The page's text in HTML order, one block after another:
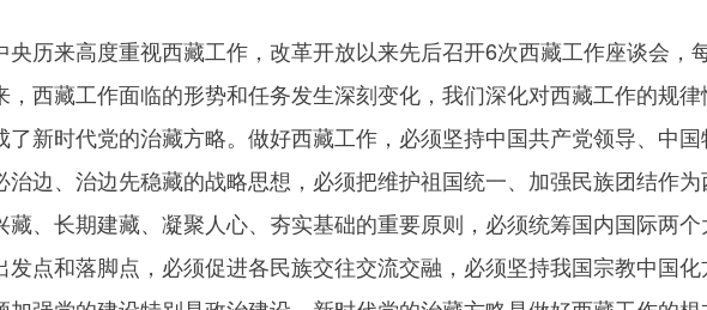
来高度重视西藏工作，改革开放以来先后召开6次西藏工作座谈会，
，西藏工作面临的形势和任务发生深刻变化，我们深化对西藏工作的规
了新时代党的治藏方略。做好西藏工作，必须坚持中国共产党领导、中
治边、治边先稳藏的战略思想，必须把维护祖国统一、加强民族团结作
藏、长期建藏、凝聚人心、夯实基础的重要原则，必须统筹国内国际两
发点和落脚点，必须促进各民族交往交流交融，必须坚持我国宗教中国